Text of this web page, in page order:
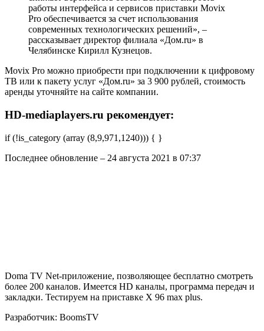
работы интерфейса и сервисов приставки Movix
Pro обеспечивается за счет использования
современных технологических решений», –
рассказывает директор филиала «Дом.ru» в
Челябинске Кирилл Кузнецов.
Movix Pro можно приобрести при подключении к цифровому
ТВ или к пакету услуг «Дом.ru» за 3 900 рублей, стоимость
аренды уточняйте на сайте компании.
HD-mediaplayers.ru рекомендует:
if (!is_category (array (8,9,971,1240))) { }
Последнее обновление – 24 августа 2021 в 07:37
Doma TV Net-приложение, позволяющее бесплатно смотреть
более 200 каналов. Имеется HD каналы, программа передач и
закладки. Тестируем на приставке X 96 max plus.
Разработчик: BoomsTV